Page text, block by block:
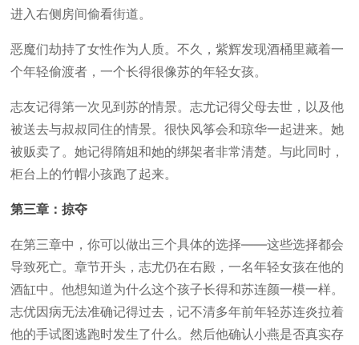
进入右侧房间偷看街道。
恶魔们劫持了女性作为人质。不久，紫辉发现酒桶里藏着一
个年轻偷渡者，一个长得很像苏的年轻女孩。
志友记得第一次见到苏的情景。志尤记得父母去世，以及他
被送去与叔叔同住的情景。很快风筝会和琼华一起进来。她
被贩卖了。她记得隋姐和她的绑架者非常清楚。与此同时，
柜台上的竹帽小孩跑了起来。
第三章：掠夺
在第三章中，你可以做出三个具体的选择——这些选择都会
导致死亡。章节开头，志尤仍在右殿，一名年轻女孩在他的
酒缸中。他想知道为什么这个孩子长得和苏连颜一模一样。
志优因病无法准确记得过去，记不清多年前年轻苏连炎拉着
他的手试图逃跑时发生了什么。然后他确认小燕是否真实存